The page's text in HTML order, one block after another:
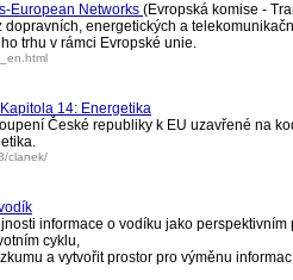
European Networks (Evropská komise -
dopravních, energetických a
trhu v rámci Evropské unie.
14: Energetika
České republiky k EU uzavřené na
clanek/
informace o vodíku jako
cyklu,
a vytvořit prostor pro výměnu